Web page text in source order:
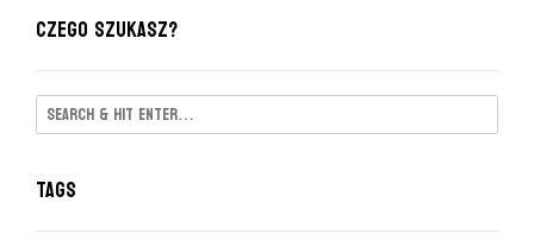
CZEGO SZUKASZ?
Tags